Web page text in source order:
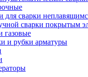
для сварки
сварки покрытым
газовые
и рубки арматуры